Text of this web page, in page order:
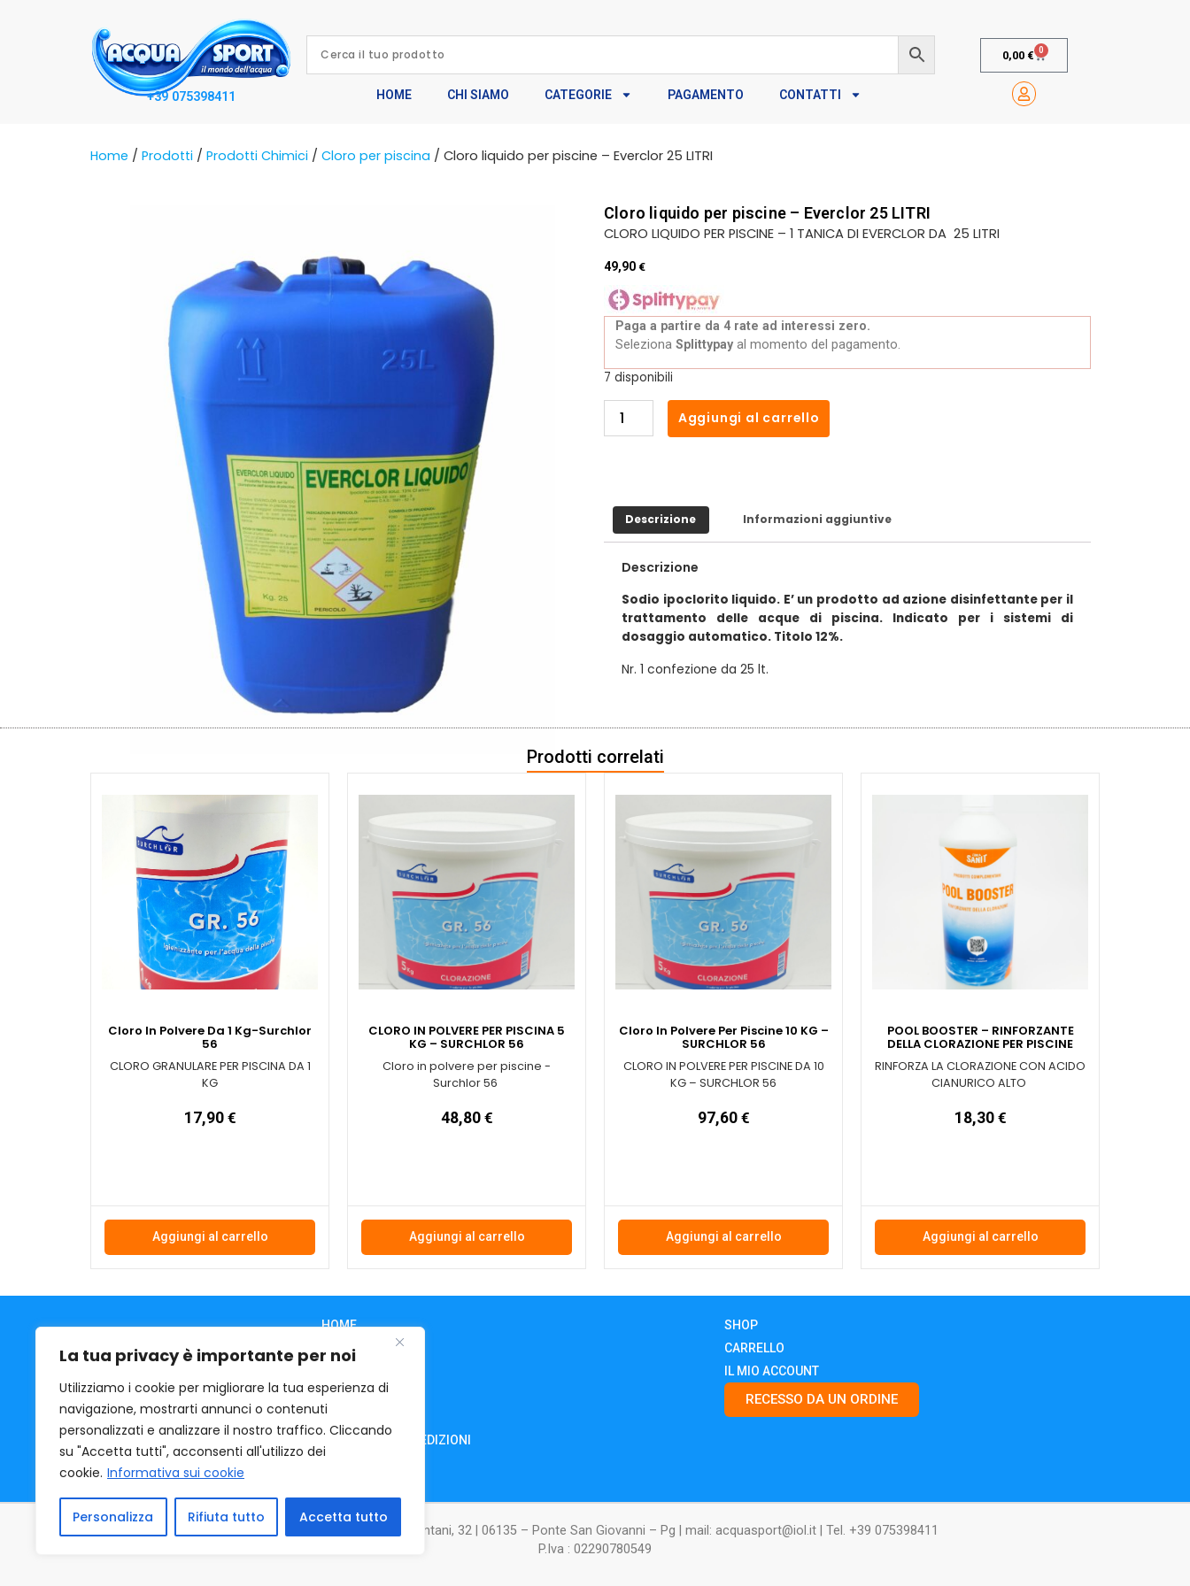
La tua privacy è importante per noi
Utilizziamo i cookie per migliorare la tua esperienza di
navigazione, mostrarti annunci o contenuti
personalizzati e analizzare il nostro traffico. Cliccando
su "Accetta tutti", acconsenti all'utilizzo dei
cookie. Informativa sui cookie
Personalizza Rifiuta tutto Accetta tutto
+39 075398411 HOME CHI SIAMO CATEGORIE PAGAMENTO CONTATTI
0,00 € 0
Home / Prodotti / Prodotti Chimici / Cloro per piscina / Cloro liquido per piscine – Everclor 25 LITRI
Cloro liquido per piscine – Everclor 25 LITRI
CLORO LIQUIDO PER PISCINE – 1 TANICA DI EVERCLOR DA 25 LITRI
49,90€
Paga a partire da 4 rate ad interessi zero.
Seleziona Splittypay al momento del pagamento.
7 disponibili
Aggiungi al carrello
Descrizione Informazioni aggiuntive
Descrizione
Sodio ipoclorito liquido. E’ un prodotto ad azione disinfettante per il
trattamento delle acque di piscina. Indicato per i sistemi di
dosaggio automatico. Titolo 12%.
Nr. 1 confezione da 25 lt.
Prodotti correlati
Cloro In Polvere Da 1 Kg-Surchlor
56
CLORO GRANULARE PER PISCINA DA 1
KG
17,90 €
Aggiungi al carrello
CLORO IN POLVERE PER PISCINA 5
KG – SURCHLOR 56
Cloro in polvere per piscine -
Surchlor 56
48,80 €
Aggiungi al carrello
Cloro In Polvere Per Piscine 10 KG –
SURCHLOR 56
CLORO IN POLVERE PER PISCINE DA 10
KG – SURCHLOR 56
97,60 €
Aggiungi al carrello
POOL BOOSTER – RINFORZANTE
DELLA CLORAZIONE PER PISCINE
RINFORZA LA CLORAZIONE CON ACIDO
CIANURICO ALTO
18,30 €
Aggiungi al carrello
HOME
CHI SIAMO
COOKIE
PRIVACY
CONDIZIONI E SPEDIZIONI
ACQUASPORT.IT
SHOP
CARRELLO
IL MIO ACCOUNT
RECESSO DA UN ORDINE
Via O. Tramontani, 32 | 06135 – Ponte San Giovanni – Pg | mail: acquasport@iol.it | Tel. +39 075398411
P.Iva : 02290780549